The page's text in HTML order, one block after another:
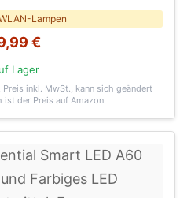
Lampen
€
Lager
Preis inkl. MwSt., kann sich geändert
ist der Preis auf Amazon.